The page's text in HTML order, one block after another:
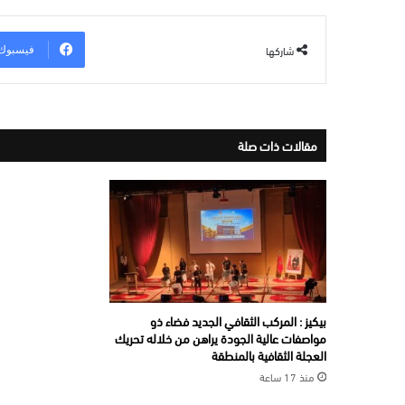
شاركها
مقالات ذات صلة
بيكيز : المركب الثقافي الجديد فضاء ذو
مواصفات عالية الجودة يراهن من خلاله تحريك
العجلة الثقافية بالمنطقة
منذ 17 ساعة